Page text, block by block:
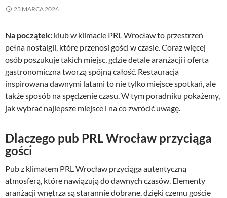
23 MARCA 2026
Na początek: klub w klimacie PRL Wrocław to przestrzeń
pełna nostalgii, które przenosi gości w czasie. Coraz więcej
osób poszukuje takich miejsc, gdzie detale aranżacji i oferta
gastronomiczna tworzą spójną całość. Restauracja
inspirowana dawnymi latami to nie tylko miejsce spotkań, ale
także sposób na spędzenie czasu. W tym poradniku pokażemy,
jak wybrać najlepsze miejsce i na co zwrócić uwagę.
Dlaczego pub PRL Wrocław przyciąga
gości
Pub z klimatem PRL Wrocław przyciąga autentyczną
atmosferą, które nawiązują do dawnych czasów. Elementy
aranżacji wnętrza są starannie dobrane, dzięki czemu goście